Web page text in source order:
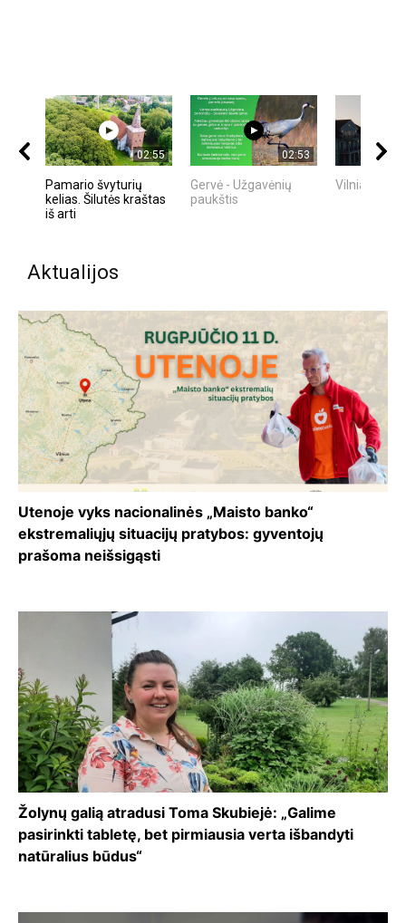
02:55
Pamario švyturių
kelias. Šilutės kraštas
iš arti
02:53
Gervė - Užgavėnių
paukštis
Vilniaus
Aktualijos
Utenoje vyks nacionalinės „Maisto banko“
ekstremaliųjų situacijų pratybos: gyventojų
prašoma neišsigąsti
Žolynų galią atradusi Toma Skubiejė: „Galime
pasirinkti tabletę, bet pirmiausia verta išbandyti
natūralius būdus“